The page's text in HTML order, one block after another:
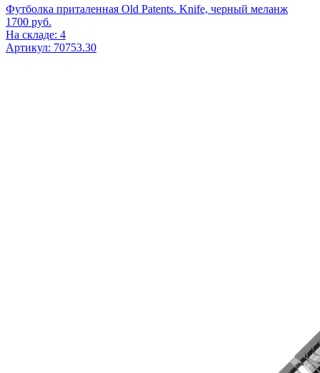
Футболка приталенная Old Patents. Knife, черный меланж
1700 руб.
На складе: 4
Артикул: 70753.30